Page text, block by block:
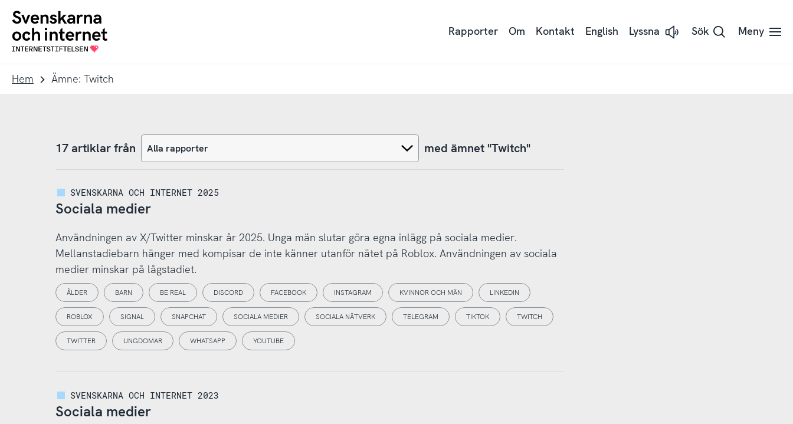
navigation
innehåll
To
startpage
Rapporter Om Kontakt English Lyssna
Lyssna Sök Meny
Hem Ämne: Twitch
17 artiklar från med ämnet "Twitch"
SVENSKARNA OCH INTERNET 2025
Sociala medier
Användningen av X/Twitter minskar år 2025. Unga män slutar göra egna inlägg på sociala medier.
Mellanstadiebarn hänger med kompisar de inte känner utanför nätet på Roblox. Användningen av sociala
medier minskar på lågstadiet.
ÅLDER BARN BE REAL DISCORD FACEBOOK INSTAGRAM KVINNOR OCH MÄN LINKEDIN
ROBLOX SIGNAL SNAPCHAT SOCIALA MEDIER SOCIALA NÄTVERK TELEGRAM TIKTOK TWITCH
TWITTER UNGDOMAR WHATSAPP YOUTUBE
SVENSKARNA OCH INTERNET 2023
Sociala medier